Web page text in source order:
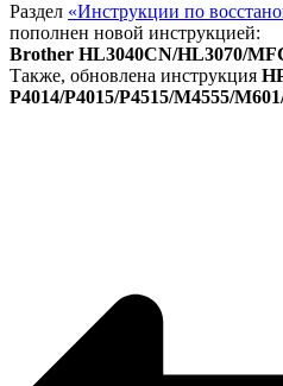
Раздел «Инструкции по
пополнен новой инструкцией:
Brother HL3040CN/HL3070/
Также, обновлена инструкция
P4014/P4015/P4515/M4555/